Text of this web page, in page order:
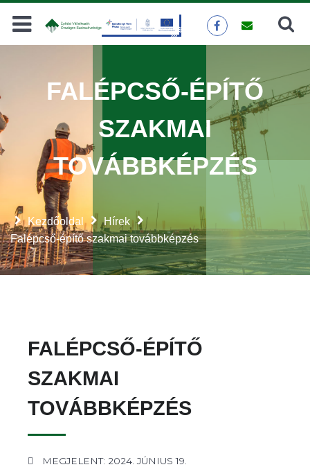
Keresés
Kezdőoldal
Hírek
Falépcső-építő szakmai továbbképzés
FALÉPCSŐ-ÉPÍTŐ
SZAKMAI
TOVÁBBKÉPZÉS
FALÉPCSŐ-ÉPÍTŐ
SZAKMAI
TOVÁBBKÉPZÉS
MEGJELENT: 2024. JÚNIUS 19.